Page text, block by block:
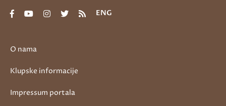
O nama
Klupske informacije
Impressum portala
ENG